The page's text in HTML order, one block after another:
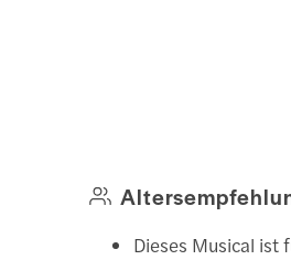
Dieses Musical ist